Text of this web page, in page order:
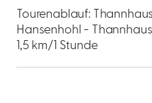
Tourenablauf:
Hansenhohl -
1,5 km/1 Stunde